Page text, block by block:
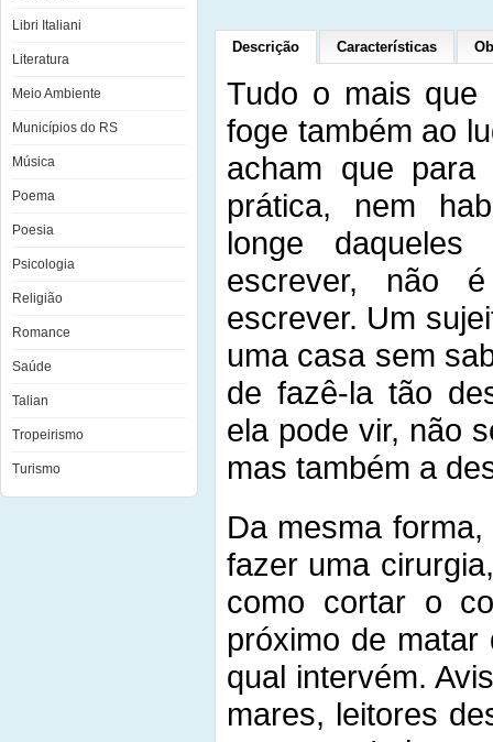
Libri Italiani
Literatura
Meio Ambiente
Municípios do RS
Música
Poema
Poesia
Psicologia
Religião
Romance
Saúde
Talian
Tropeirismo
Turismo
Descrição Características
Tudo o mais que
foge também ao
acham que
prática, nem
longe
escrever, não
escrever. Um
uma casa sem
de fazê-la tão
ela pode vir, não
mas também a
Da mesma
fazer uma
como cortar o
próximo de
qual intervém.
mares, leitores